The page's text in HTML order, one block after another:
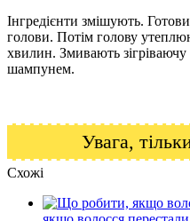
Інгредієнти змішують.
голови. Потім голову
хвилин. Змивають
шампунем.
Увага,
Схожі